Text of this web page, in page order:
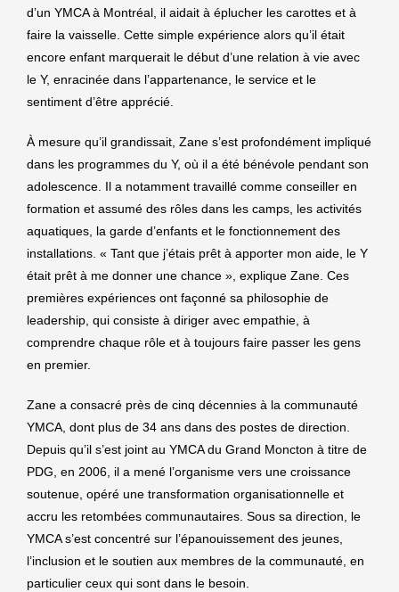
d’un YMCA à Montréal, il aidait à éplucher les carottes et à
faire la vaisselle. Cette simple expérience alors qu’il était
encore enfant marquerait le début d’une relation à vie avec
le Y, enracinée dans l’appartenance, le service et le
sentiment d’être apprécié.
À mesure qu’il grandissait, Zane s’est profondément impliqué
dans les programmes du Y, où il a été bénévole pendant son
adolescence. Il a notamment travaillé comme conseiller en
formation et assumé des rôles dans les camps, les activités
aquatiques, la garde d’enfants et le fonctionnement des
installations. « Tant que j’étais prêt à apporter mon aide, le Y
était prêt à me donner une chance », explique Zane. Ces
premières expériences ont façonné sa philosophie de
leadership, qui consiste à diriger avec empathie, à
comprendre chaque rôle et à toujours faire passer les gens
en premier.
Zane a consacré près de cinq décennies à la communauté
YMCA, dont plus de 34 ans dans des postes de direction.
Depuis qu’il s’est joint au YMCA du Grand Moncton à titre de
PDG, en 2006, il a mené l’organisme vers une croissance
soutenue, opéré une transformation organisationnelle et
accru les retombées communautaires. Sous sa direction, le
YMCA s’est concentré sur l’épanouissement des jeunes,
l’inclusion et le soutien aux membres de la communauté, en
particulier ceux qui sont dans le besoin.